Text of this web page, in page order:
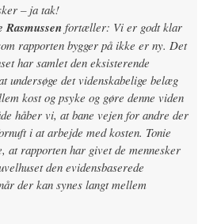
– ja tak!
Rasmussen fortæller: Vi er godt klar
rapporten bygger på ikke er ny. Det
har samlet den eksisterende
undersøge det videnskabelige belæg
kost og psyke og gøre denne viden
håber vi, at bane vejen for andre der
i at arbejde med kosten. Tonie
at rapporten har givet de mennesker
den evidensbaserede
der kan synes langt mellem